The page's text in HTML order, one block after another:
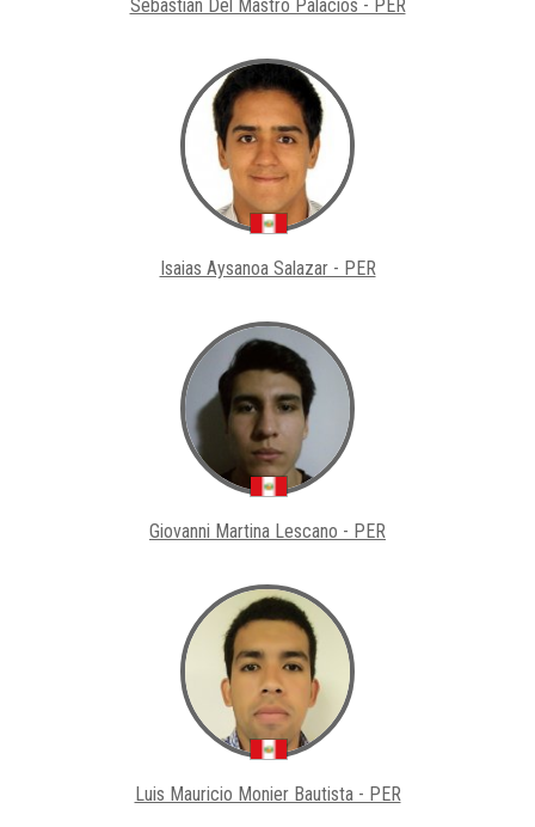
Sebastian Del Mastro Palacios - PER
Isaias Aysanoa Salazar - PER
Giovanni Martina Lescano - PER
Luis Mauricio Monier Bautista - PER